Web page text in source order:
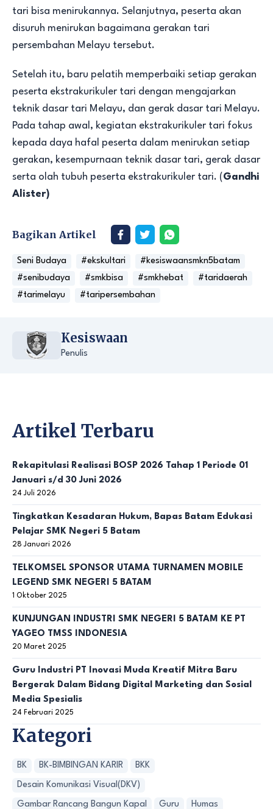
tari bisa menirukannya. Selanjutnya, peserta akan
disuruh menirukan bagaimana gerakan tari
persembahan Melayu tersebut.
Setelah itu, baru pelatih memperbaiki setiap gerakan
peserta ekstrakurikuler tari dengan mengajarkan
teknik dasar tari Melayu, dan gerak dasar tari Melayu.
Pada tahap awal, kegiatan ekstrakurikuler tari fokus
kepada daya hafal peserta dalam menirukan setiap
gerakan, kesempurnaan teknik dasar tari, gerak dasar
serta olah tubuh peserta ekstrakurikuler tari. (Gandhi
Alister)
Bagikan Artikel
Seni Budaya #ekskultari
#kesiswaansmkn5batam
#senibudaya
#smkbisa #smkhebat
#taridaerah
#tarimelayu
#taripersembahan
Kesiswaan
Penulis
Artikel Terbaru
Rekapitulasi Realisasi BOSP 2026 Tahap 1 Periode 01
Januari s/d 30 Juni 2026
24 Juli 2026
Tingkatkan Kesadaran Hukum, Bapas Batam Edukasi
Pelajar SMK Negeri 5 Batam
28 Januari 2026
TELKOMSEL SPONSOR UTAMA TURNAMEN MOBILE
LEGEND SMK NEGERI 5 BATAM
1 Oktober 2025
KUNJUNGAN INDUSTRI SMK NEGERI 5 BATAM KE PT
YAGEO TMSS INDONESIA
20 Maret 2025
Guru Industri PT Inovasi Muda Kreatif Mitra Baru
Bergerak Dalam Bidang Digital Marketing dan Sosial
Media Spesialis
24 Februari 2025
Kategori
BK BK-BIMBINGAN KARIR BKK
Desain Komunikasi Visual(DKV)
Gambar Rancang Bangun Kapal Guru Humas